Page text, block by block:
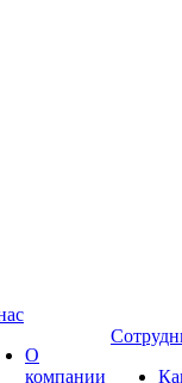
О
компании